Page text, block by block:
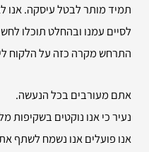
תמיד מותר לבטל עיסקה. אנו
לסיים עמנו ובהחלט תוכלו
התרחש מקרה כזה על הלקוח
אתם מעורבים בכל הנעשה.
נעיר כי אנו נוקטים בשקיפות
אנו פועלים אנו נשמח לשתף